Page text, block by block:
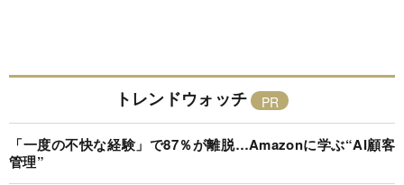
トレンドウォッチ
「一度の不快な経験」で87％が離脱…Amazonに学ぶ“AI顧客
管理”